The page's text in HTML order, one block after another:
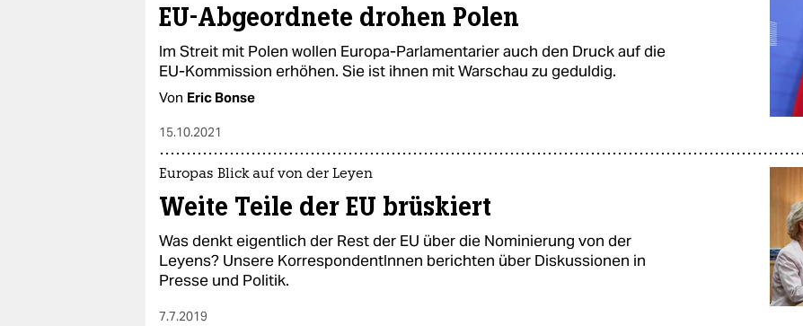
EU-Abgeordnete drohen Polen
Im Streit mit Polen wollen Europa-Parlamentarier auch den Druck auf die
EU-Kommission erhöhen. Sie ist ihnen mit Warschau zu geduldig.
Von Eric Bonse
15.10.2021
Europas Blick auf von der Leyen
Weite Teile der EU brüskiert
Was denkt eigentlich der Rest der EU über die Nominierung von der
Leyens? Unsere KorrespondentInnen berichten über Diskussionen in
Presse und Politik.
7.7.2019